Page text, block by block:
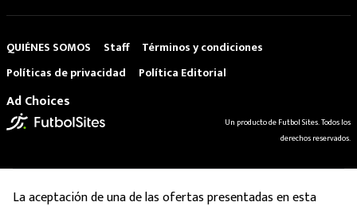
QUIÉNES SOMOS Staff
Términos y condiciones
Políticas de privacidad
Política Editorial
Ad Choices
Un producto de Futbol Sites. Todos los
derechos reservados.
La aceptación de una de las ofertas presentadas en esta